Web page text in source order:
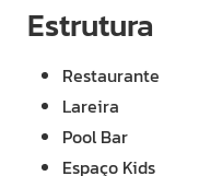
Estrutura
Restaurante
Lareira
Pool Bar
Espaço Kids